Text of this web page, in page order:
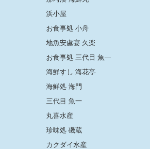
浜小屋
お食事処 小舟
地魚安處宴 久楽
お食事処 三代目 魚一
海鮮すし 海花亭
海鮮処 海門
三代目 魚一
丸喜水産
珍味処 磯蔵
カクダイ水産